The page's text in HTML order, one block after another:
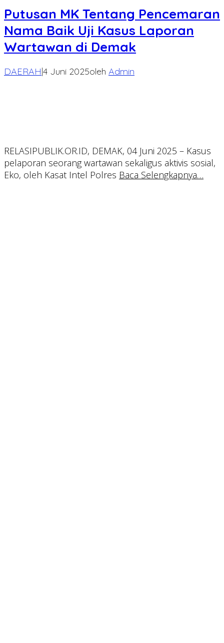
Putusan MK Tentang Pencemaran
Nama Baik Uji Kasus Laporan
Wartawan di Demak
DAERAH|4 Juni 2025oleh Admin
RELASIPUBLIK.OR.ID, DEMAK, 04 Juni 2025 – Kasus
pelaporan seorang wartawan sekaligus aktivis sosial,
Eko, oleh Kasat Intel Polres Baca Selengkapnya…